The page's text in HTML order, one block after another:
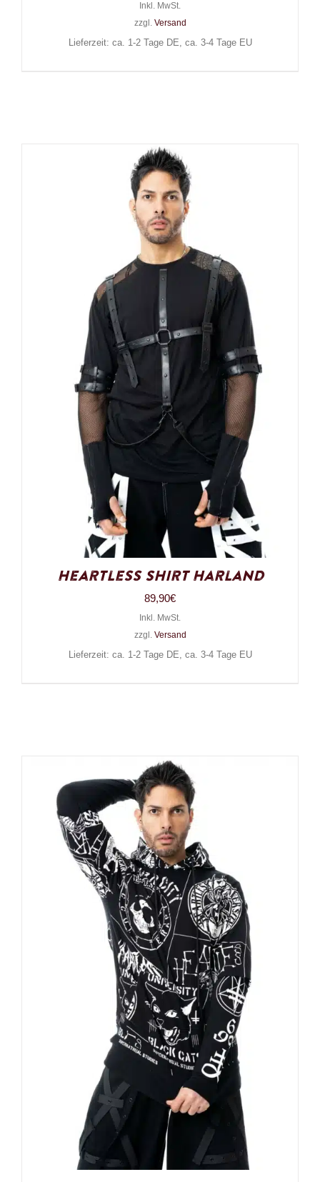
Inkl. MwSt.
zzgl. Versand
Lieferzeit: ca. 1-2 Tage DE, ca. 3-4 Tage EU
Heartless Shirt Harland
89,90€
Inkl. MwSt.
zzgl. Versand
Lieferzeit: ca. 1-2 Tage DE, ca. 3-4 Tage EU